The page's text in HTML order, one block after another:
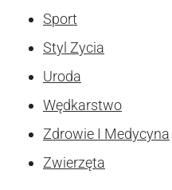
Sport
Styl Zycia
Uroda
Wędkarstwo
Zdrowie I Medycyna
Zwierzęta